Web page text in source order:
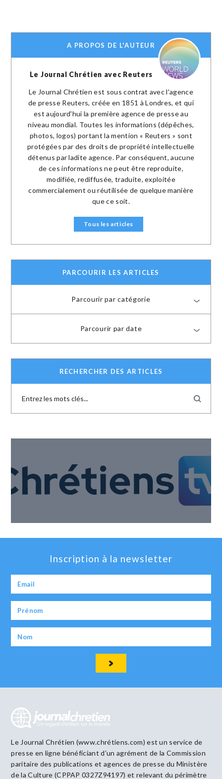
A PROPOS DE L'AUTEUR
Le Journal Chrétien avec Reuters
Le Journal Chrétien est sous contrat avec l'agence
de presse Reuters, créée en 1851 à Londres, et qui
est aujourd'hui la première agence de presse au
niveau mondial. Toutes les informations (dépêches,
photos, logos) portant la mention « Reuters » sont
protégées par des droits de propriété intellectuelle
détenus par ladite agence. Par conséquent, aucune
de ces informations ne peut être reproduite,
modifiée, rediffusée, traduite, exploitée
commercialement ou réutilisée de quelque manière
que ce soit.
Tous les articles
PARCOURIR LES ARTICLES
Parcourir par catégorie
Parcourir par date
RECHERCHER DES ARTICLES
Inscription à la newsletter
Le Journal Chrétien (www.chrétiens.com) est un service de
presse en ligne bénéficiant d’un agrément de la Commission
paritaire des publications et agences de presse du Ministère
de la Culture (CPPAP 0327Z94197) et relevant du périmètre